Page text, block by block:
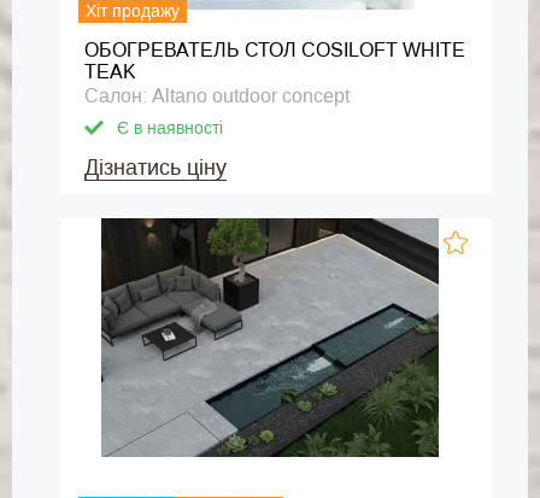
Хіт продажу
ОБОГРЕВАТЕЛЬ СТОЛ COSILOFT WHITE
TEAK
Салон: Altano outdoor concept
Є в наявності
Дізнатись ціну